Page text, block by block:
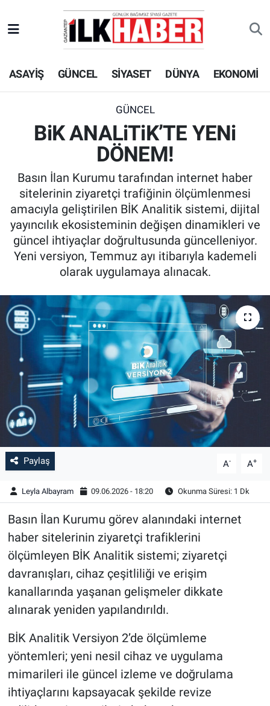
ASAYİŞ GÜNCEL SİYASET DÜNYA EKONOMİ
GÜNCEL
BiK ANALiTiK’TE YENi
DÖNEM!
Basın İlan Kurumu tarafından internet haber
sitelerinin ziyaretçi trafiğinin ölçümlenmesi
amacıyla geliştirilen BİK Analitik sistemi, dijital
yayıncılık ekosisteminin değişen dinamikleri ve
güncel ihtiyaçlar doğrultusunda güncelleniyor.
Yeni versiyon, Temmuz ayı itibarıyla kademeli
olarak uygulamaya alınacak.
Paylaş A- A+
Leyla Albayram 09.06.2026 - 18:20 Okunma Süresi: 1 Dk
Basın İlan Kurumu görev alanındaki internet
haber sitelerinin ziyaretçi trafiklerini
ölçümleyen BİK Analitik sistemi; ziyaretçi
davranışları, cihaz çeşitliliği ve erişim
kanallarında yaşanan gelişmeler dikkate
alınarak yeniden yapılandırıldı.
BİK Analitik Versiyon 2’de ölçümleme
yöntemleri; yeni nesil cihaz ve uygulama
mimarileri ile güncel izleme ve doğrulama
ihtiyaçlarını kapsayacak şekilde revize
EKONOMİ
SİYASET
SPOR
TEKNOLOJİ
ASAYİŞ
EĞİTİM
KÜLTÜR - SANAT
Beyoğlu Hava Durumu
Beyoğlu Trafik Yoğunluk Haritası
Süper Lig Puan Durumu ve Fikstür
Tüm Manşetler
Son Dakika Haberleri
Haber Arşivi